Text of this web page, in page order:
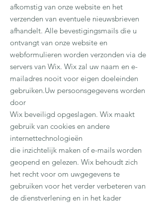
afkomstig van onze website en het
verzenden van eventuele nieuwsbrieven
afhandelt. Alle bevestigingsmails die u
ontvangt van onze website en
webformulieren worden verzonden via de
servers van Wix. Wix zal uw naam en e-
mailadres nooit voor eigen doeleinden
gebruiken.Uw persoonsgegevens worden
door
Wix beveiligd opgeslagen. Wix maakt
gebruik van cookies en andere
internettechnologieën
die inzichtelijk maken of e-mails worden
geopend en gelezen. Wix behoudt zich
het recht voor om uwgegevens te
gebruiken voor het verder verbeteren van
de dienstverlening en in het kader